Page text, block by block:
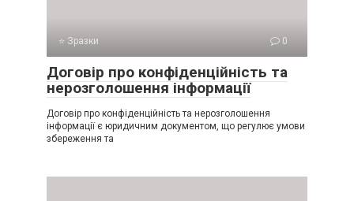
⭐ Зразки 0
Договір про конфіденційність та
нерозголошення інформації
Договір про конфіденційність та нерозголошення
інформації є юридичним документом, що регулює умови
збереження та